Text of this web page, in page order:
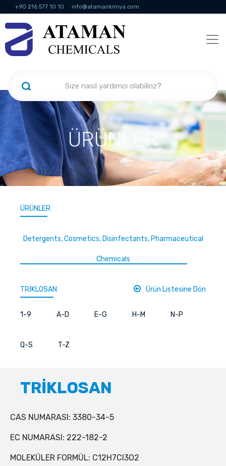
+90 216 577 10 10 info@atamankimya.com
KVKK Politikası Bilgi Toplumu Hizmetleri
ÜRÜNLER
ÜRÜNLER
Detergents, Cosmetics, Disinfectants, Pharmaceutical
Chemicals
TRİKLOSAN Ürün Listesine Dön
1-9 A-D E-G H-M N-P
Q-S T-Z
TRİKLOSAN
CAS NUMARASI: 3380-34-5
EC NUMARASI: 222-182-2
MOLEKÜLER FORMÜL: C12H7Cl3O2